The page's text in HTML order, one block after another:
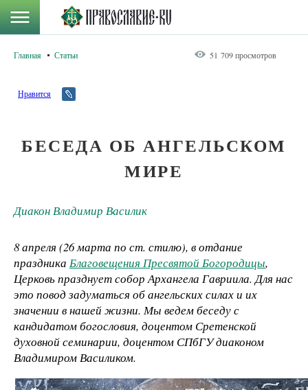
Главная Статьи 51 709 просмотров
Нравится
БЕСЕДА ОБ АНГЕЛЬСКОМ
МИРЕ
Диакон Владимир Василик
8 апреля (26 марта по ст. стилю), в отдание
праздника Благовещения Пресвятой Богородицы,
Церковь празднует собор Архангела Гавриила. Для нас
это повод задуматься об ангельских силах и их
значении в нашей жизни. Мы ведем беседу с
кандидатом богословия, доцентом Сретенской
духовной семинарии, доцентом СПбГУ диаконом
Владимиром Василиком.